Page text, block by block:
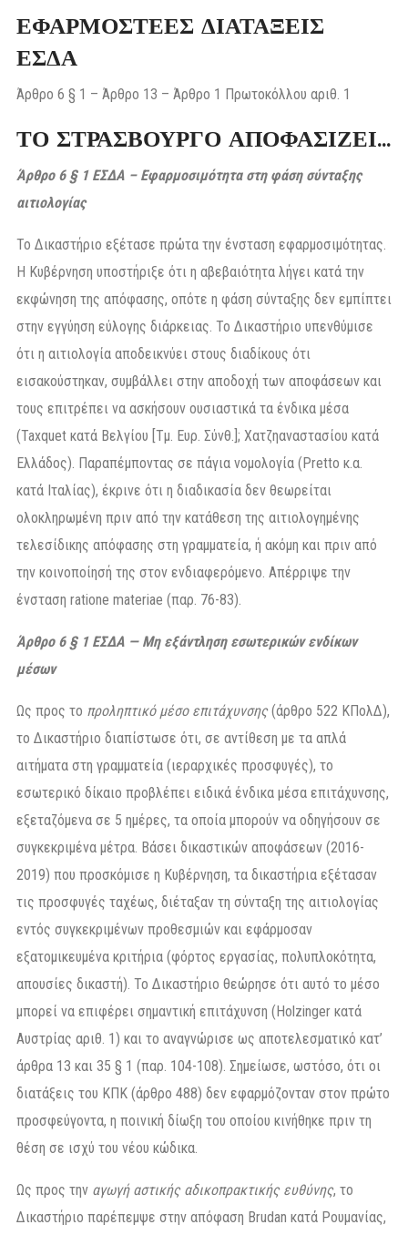
ΕΦΑΡΜΟΣΤΕΕΣ ΔΙΑΤΑΞΕΙΣ
ΕΣΔΑ
Άρθρο 6 § 1 – Άρθρο 13 – Άρθρο 1 Πρωτοκόλλου αριθ. 1
ΤΟ ΣΤΡΑΣΒΟΥΡΓΟ ΑΠΟΦΑΣΙΖΕΙ…
Άρθρο 6 § 1 ΕΣΔΑ – Εφαρμοσιμότητα στη φάση σύνταξης
αιτιολογίας
Το Δικαστήριο εξέτασε πρώτα την ένσταση εφαρμοσιμότητας.
Η Κυβέρνηση υποστήριξε ότι η αβεβαιότητα λήγει κατά την
εκφώνηση της απόφασης, οπότε η φάση σύνταξης δεν εμπίπτει
στην εγγύηση εύλογης διάρκειας. Το Δικαστήριο υπενθύμισε
ότι η αιτιολογία αποδεικνύει στους διαδίκους ότι
εισακούστηκαν, συμβάλλει στην αποδοχή των αποφάσεων και
τους επιτρέπει να ασκήσουν ουσιαστικά τα ένδικα μέσα
(Taxquet κατά Βελγίου [Τμ. Ευρ. Σύνθ.]; Χατζηαναστασίου κατά
Ελλάδος). Παραπέμποντας σε πάγια νομολογία (Pretto κ.α.
κατά Ιταλίας), έκρινε ότι η διαδικασία δεν θεωρείται
ολοκληρωμένη πριν από την κατάθεση της αιτιολογημένης
τελεσίδικης απόφασης στη γραμματεία, ή ακόμη και πριν από
την κοινοποίησή της στον ενδιαφερόμενο. Απέρριψε την
ένσταση ratione materiae (παρ. 76-83).
Άρθρο 6 § 1 ΕΣΔΑ — Μη εξάντληση εσωτερικών ενδίκων
μέσων
Ως προς το προληπτικό μέσο επιτάχυνσης(άρθρο 522 ΚΠολΔ),
το Δικαστήριο διαπίστωσε ότι, σε αντίθεση με τα απλά
αιτήματα στη γραμματεία (ιεραρχικές προσφυγές), το
εσωτερικό δίκαιο προβλέπει ειδικά ένδικα μέσα επιτάχυνσης,
εξεταζόμενα σε 5 ημέρες, τα οποία μπορούν να οδηγήσουν σε
συγκεκριμένα μέτρα. Βάσει δικαστικών αποφάσεων (2016-
2019) που προσκόμισε η Κυβέρνηση, τα δικαστήρια εξέτασαν
τις προσφυγές ταχέως, διέταξαν τη σύνταξη της αιτιολογίας
εντός συγκεκριμένων προθεσμιών και εφάρμοσαν
εξατομικευμένα κριτήρια (φόρτος εργασίας, πολυπλοκότητα,
απουσίες δικαστή). Το Δικαστήριο θεώρησε ότι αυτό το μέσο
μπορεί να επιφέρει σημαντική επιτάχυνση (Holzinger κατά
Αυστρίας αριθ. 1) και το αναγνώρισε ως αποτελεσματικό κατ’
άρθρα 13 και 35 § 1 (παρ. 104-108). Σημείωσε, ωστόσο, ότι οι
διατάξεις του ΚΠΚ (άρθρο 488) δεν εφαρμόζονταν στον πρώτο
προσφεύγοντα, η ποινική δίωξη του οποίου κινήθηκε πριν τη
θέση σε ισχύ του νέου κώδικα.
Ως προς την αγωγή αστικής αδικοπρακτικής ευθύνης, το
Δικαστήριο παρέπεμψε στην απόφαση Brudan κατά Ρουμανίας,